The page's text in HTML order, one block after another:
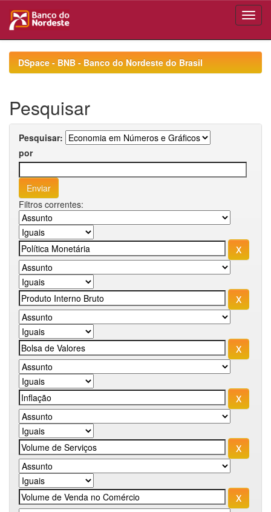
navigationDSpace - BNB - Banco do Nordeste do Brasil
Pesquisar
Pesquisar:
por
Filtros correntes: